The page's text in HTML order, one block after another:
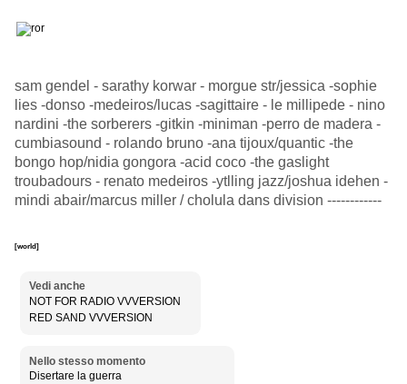
sam gendel - sarathy korwar - morgue str/jessica -sophie
lies -donso -medeiros/lucas -sagittaire - le millipede - nino
nardini -the sorberers -gitkin -miniman -perro de madera -
cumbiasound - rolando bruno -ana tijoux/quantic -the
bongo hop/nidia gongora -acid coco -the gaslight
troubadours - renato medeiros -ytlling jazz/joshua idehen -
mindi abair/marcus miller / cholula dans division ------------
[world]
Vedi anche
NOT FOR RADIO VVVERSION
RED SAND VVVERSION
Nello stesso momento
Disertare la guerra